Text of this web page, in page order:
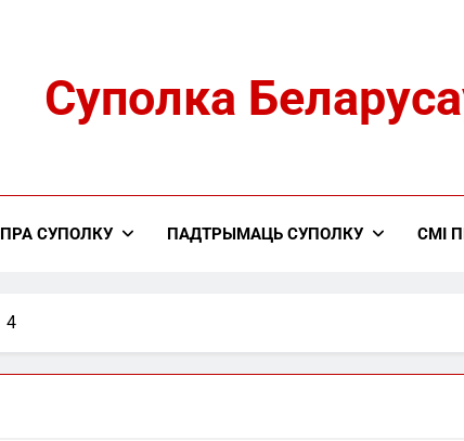
Суполка
ПРА CУПОЛКУ ПАДТРЫМАЦЬ СУПОЛКУ СМІ
4